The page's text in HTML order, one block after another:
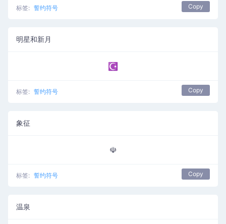
标签: 誓约符号 Copy
明星和新月
☪
标签: 誓约符号 Copy
象征
☫
标签: 誓约符号 Copy
温泉